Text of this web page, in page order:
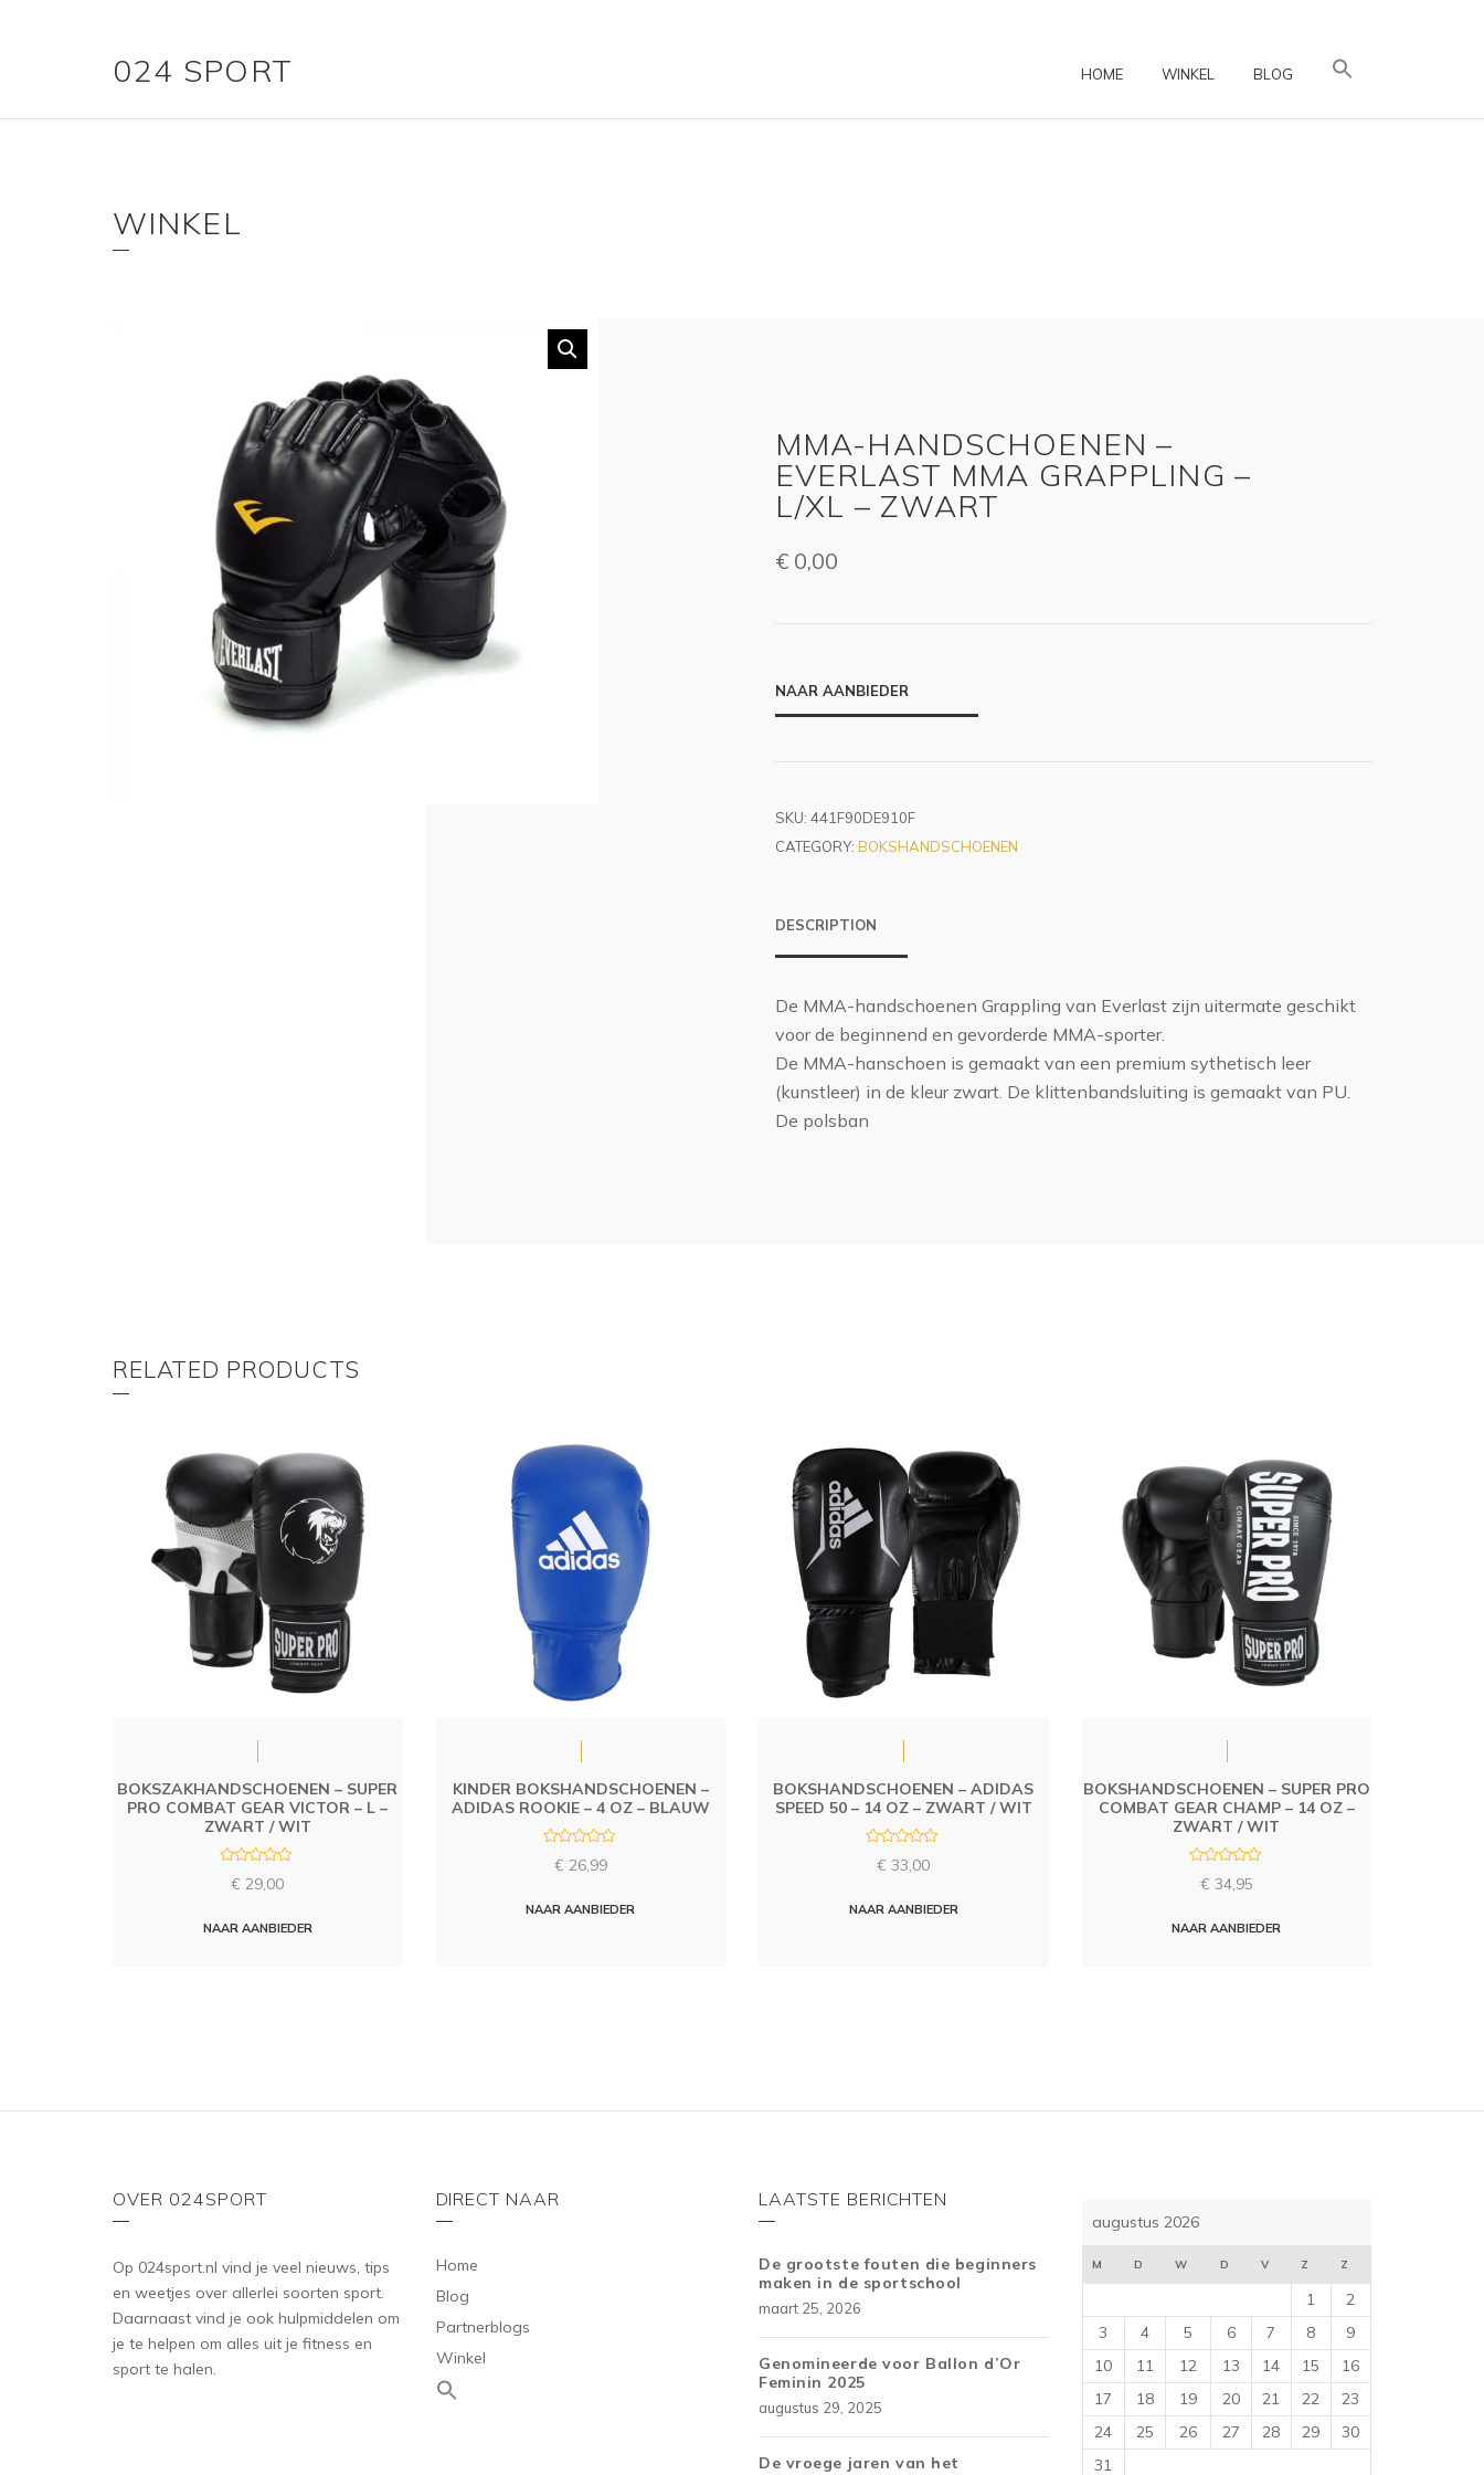
024 SPORT HOME WINKEL BLOG
WINKEL
MMA-HANDSCHOENEN –
EVERLAST MMA GRAPPLING –
L/XL – ZWART
€ 0,00
NAAR AANBIEDER
SKU: 441F90DE910F
CATEGORY: BOKSHANDSCHOENEN
DESCRIPTION
De MMA-handschoenen Grappling van Everlast zijn uitermate geschikt
voor de beginnend en gevorderde MMA-sporter.
De MMA-hanschoen is gemaakt van een premium sythetisch leer
(kunstleer) in de kleur zwart. De klittenbandsluiting is gemaakt van PU.
De polsban
RELATED PRODUCTS
BOKSZAKHANDSCHOENEN – SUPER
PRO COMBAT GEAR VICTOR – L –
ZWART / WIT
d
€ 29,00
NAAR AANBIEDER
KINDER BOKSHANDSCHOENEN –
ADIDAS ROOKIE – 4 OZ – BLAUW
d
€ 26,99
NAAR AANBIEDER
BOKSHANDSCHOENEN – ADIDAS
SPEED 50 – 14 OZ – ZWART / WIT
d
€ 33,00
NAAR AANBIEDER
BOKSHANDSCHOENEN – SUPER PRO
COMBAT GEAR CHAMP – 14 OZ –
ZWART / WIT
d
€ 34,95
NAAR AANBIEDER
OVER 024SPORT
Op 024sport.nl vind je veel nieuws, tips
en weetjes over allerlei soorten sport.
Daarnaast vind je ook hulpmiddelen om
je te helpen om alles uit je fitness en
sport te halen.
DIRECT NAAR
Home
Blog
Partnerblogs
Winkel
LAATSTE BERICHTEN
De grootste fouten die beginners
maken in de sportschool
maart 25, 2026
Genomineerde voor Ballon d’Or
Feminin 2025
augustus 29, 2025
De vroege jaren van het
augustus 2026
M D W D V Z Z
1
2
3
4 5 6 7 8
9
10
11 12 13 14 15
16
17
18 19 20 21 22
23
24
25 26 27 28 29
30
31